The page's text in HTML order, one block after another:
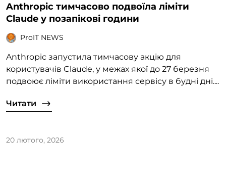
Anthropic тимчасово подвоїла ліміти
Claude у позапікові години
ProIT NEWS
Anthropic запустила тимчасову акцію для
користувачів Claude, у межах якої до 27 березня
подвоює ліміти використання сервісу в будні дні....
Читати
20 лютого, 2026